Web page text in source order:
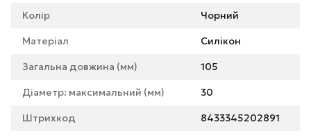
Колір Чорний
Матеріал Силікон
Загальна довжина (мм) 105
Діаметр: максимальний (мм) 30
Штрихкод 8433345202891